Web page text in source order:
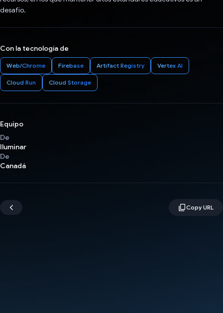
desafío.
Con la tecnología de
Web/Chrome Firebase Artifact Registry Vertex AI
Cloud Run Cloud Storage
Equipo
De
Iluminar
De
Canadá